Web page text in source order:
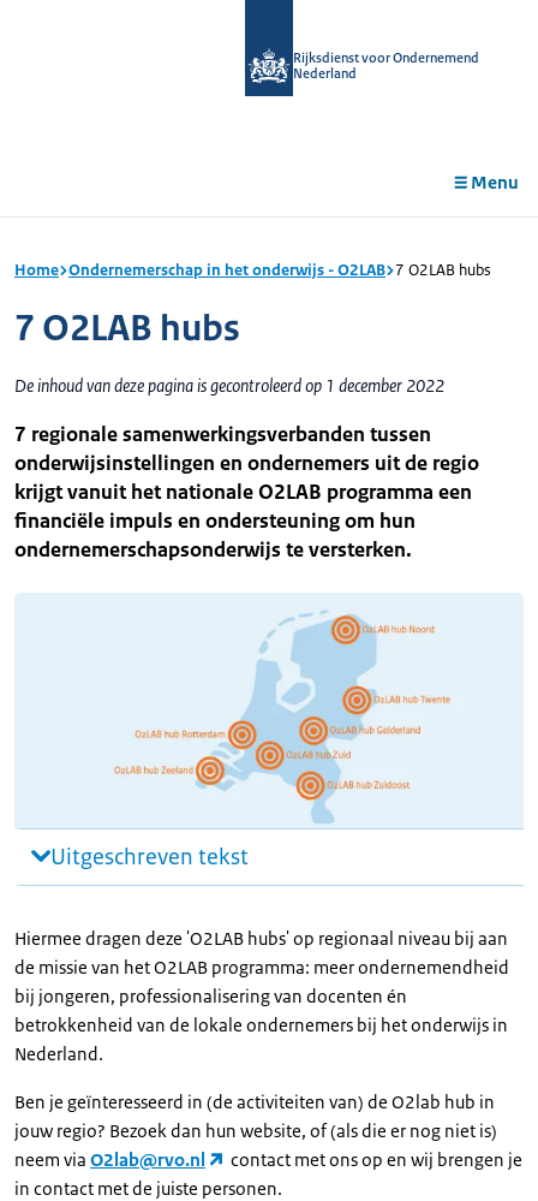
Rijksdienst voor Ondernemend
Nederland
Menu
Home Ondernemerschap in het onderwijs - O2LAB 7 O2LAB hubs
7 O2LAB hubs
De inhoud van deze pagina is gecontroleerd op 1 december 2022
7 regionale samenwerkingsverbanden tussen
onderwijsinstellingen en ondernemers uit de regio
krijgt vanuit het nationale O2LAB programma een
financiële impuls en ondersteuning om hun
ondernemerschapsonderwijs te versterken.
Uitgeschreven tekst
Hiermee dragen deze 'O2LAB hubs' op regionaal niveau bij aan
de missie van het O2LAB programma: meer ondernemendheid
bij jongeren, professionalisering van docenten én
betrokkenheid van de lokale ondernemers bij het onderwijs in
Nederland.
Ben je geïnteresseerd in (de activiteiten van) de O2lab hub in
jouw regio? Bezoek dan hun website, of (als die er nog niet is)
neem via O2lab@rvo.nl
contact met ons op en wij brengen je
in contact met de juiste personen.